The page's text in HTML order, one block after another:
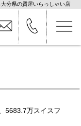
分県の質屋いらっしゃい店
5683.7万スイスフ